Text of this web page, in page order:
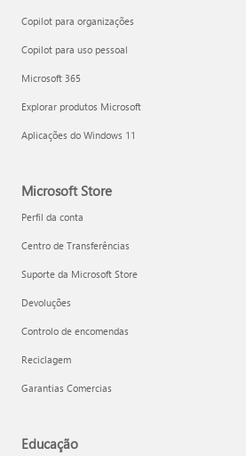
Copilot para organizações
Copilot para uso pessoal
Microsoft 365
Explorar produtos Microsoft
Aplicações do Windows 11
Microsoft Store
Perfil da conta
Centro de Transferências
Suporte da Microsoft Store
Devoluções
Controlo de encomendas
Reciclagem
Garantias Comercias
Educação